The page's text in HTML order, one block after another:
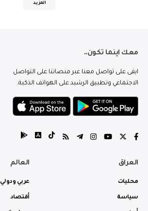
المزيد
معك اينما تكون..
ابقى على تواصل معنا عبر منصاتنا على التواصل
الاجتماعي وتطبيق الرشيد على الهواتف الذكية.
العراق
محليات
سياسة
العالم
عربي ودولي
أقتصاد